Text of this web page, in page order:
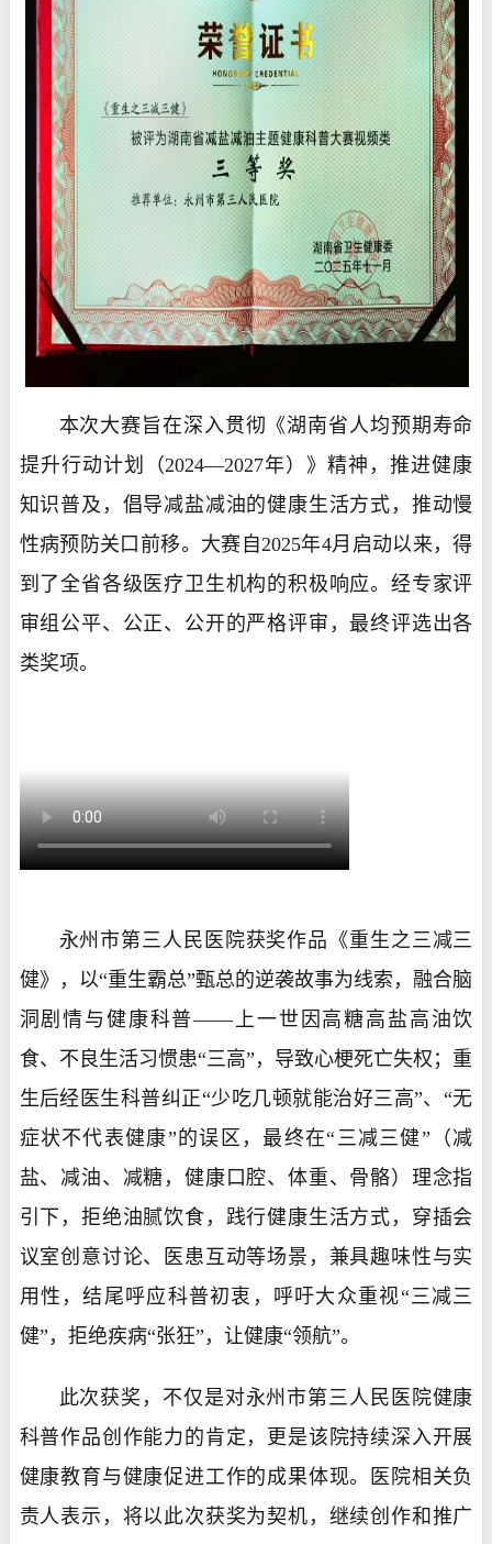
本次大赛旨在深入贯彻《湖南省人均预期寿命
提升行动计划（2024—2027年）》精神，推进健康
知识普及，倡导减盐减油的健康生活方式，推动慢
性病预防关口前移。大赛自2025年4月启动以来，得
到了全省各级医疗卫生机构的积极响应。经专家评
审组公平、公正、公开的严格评审，最终评选出各
类奖项。
永州市第三人民医院获奖作品《重生之三减三
健》，以“重生霸总”甄总的逆袭故事为线索，融合脑
洞剧情与健康科普——上一世因高糖高盐高油饮
食、不良生活习惯患“三高”，导致心梗死亡失权；重
生后经医生科普纠正“少吃几顿就能治好三高”、“无
症状不代表健康”的误区，最终在“三减三健”（减
盐、减油、减糖，健康口腔、体重、骨骼）理念指
引下，拒绝油腻饮食，践行健康生活方式，穿插会
议室创意讨论、医患互动等场景，兼具趣味性与实
用性，结尾呼应科普初衷，呼吁大众重视“三减三
健”，拒绝疾病“张狂”，让健康“领航”。
此次获奖，不仅是对永州市第三人民医院健康
科普作品创作能力的肯定，更是该院持续深入开展
健康教育与健康促进工作的成果体现。医院相关负
责人表示，将以此次获奖为契机，继续创作和推广